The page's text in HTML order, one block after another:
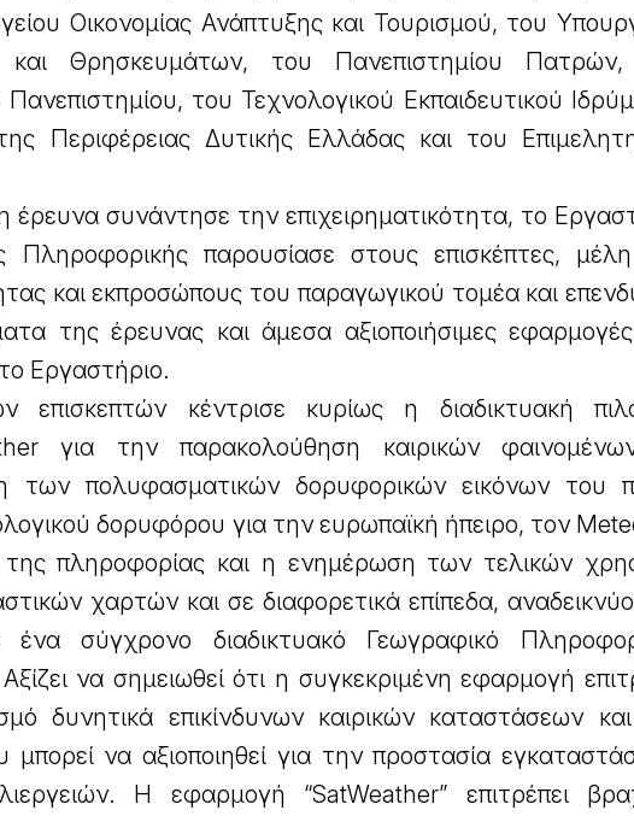
Οικονομίας Ανάπτυξης και Τουρισμού, του
και Θρησκευμάτων, του Πανεπιστημίου
του Τεχνολογικού Εκπαιδευτικού
Περιφέρειας Δυτικής Ελλάδας και του
συνάντησε την επιχειρηματικότητα, το
παρουσίασε στους επισκέπτες,
και εκπροσώπους του παραγωγικού τομέα και
της έρευνας και άμεσα αξιοποιήσιμες
Εργαστήριο.
επισκεπτών κέντρισε κυρίως η διαδικτυακή
για την παρακολούθηση καιρικών
των πολυφασματικών δορυφορικών εικόνων του
δορυφόρου για την ευρωπαϊκή ήπειρο, τον
της πληροφορίας και η ενημέρωση των τελικών
χαρτών και σε διαφορετικά επίπεδα,
σύγχρονο διαδικτυακό Γεωγραφικό
να σημειωθεί ότι η συγκεκριμένη εφαρμογή
δυνητικά επικίνδυνων καιρικών καταστάσεων
μπορεί να αξιοποιηθεί για την προστασία
Η εφαρμογή “SatWeather” επιτρέπει